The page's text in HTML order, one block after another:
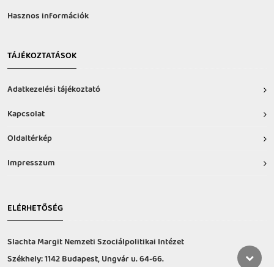
Hasznos információk
TÁJÉKOZTATÁSOK
Adatkezelési tájékoztató
Kapcsolat
Oldaltérkép
Impresszum
ELÉRHETŐSÉG
Slachta Margit Nemzeti Szociálpolitikai Intézet
Székhely: 1142 Budapest, Ungvár u. 64-66.